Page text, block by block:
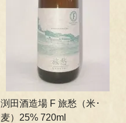
渕田酒造場 F 旅愁（米･
麦）25% 720ml